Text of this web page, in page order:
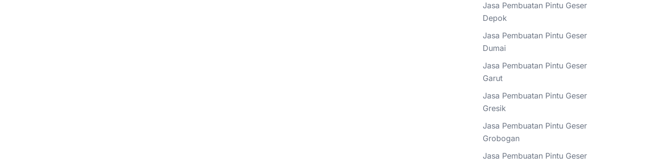
Jasa Pembuatan Pintu Geser
Depok
Jasa Pembuatan Pintu Geser
Dumai
Jasa Pembuatan Pintu Geser
Garut
Jasa Pembuatan Pintu Geser
Gresik
Jasa Pembuatan Pintu Geser
Grobogan
Jasa Pembuatan Pintu Geser